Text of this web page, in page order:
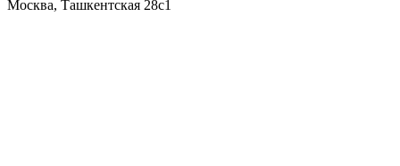
Москва, Ташкентская 28с1